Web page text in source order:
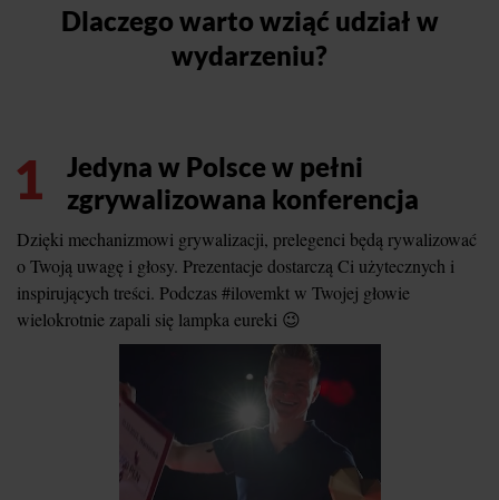
Dlaczego warto wziąć udział w
wydarzeniu?
1
Jedyna w Polsce w pełni
zgrywalizowana konferencja
Dzięki mechanizmowi grywalizacji, prelegenci będą rywalizować
o Twoją uwagę i głosy. Prezentacje dostarczą Ci użytecznych i
inspirujących treści. Podczas #ilovemkt w Twojej głowie
wielokrotnie zapali się lampka eureki 😉